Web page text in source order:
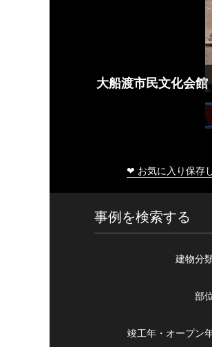
大船渡市民文化会館
❤ お気に入り保存
事例を検索する
建物分
部
竣工年・ オープン